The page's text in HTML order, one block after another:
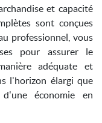
et capacité
sont conçues
professionnel, vous
pour assurer le
adéquate et
l'horizon élargi que
économie en